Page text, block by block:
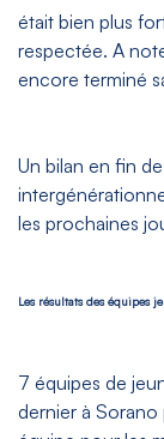
était bien plus
respectée. A
encore terminé
Un bilan en fin
les prochaines
Les résultats des équipes
7 équipes de
dernier à